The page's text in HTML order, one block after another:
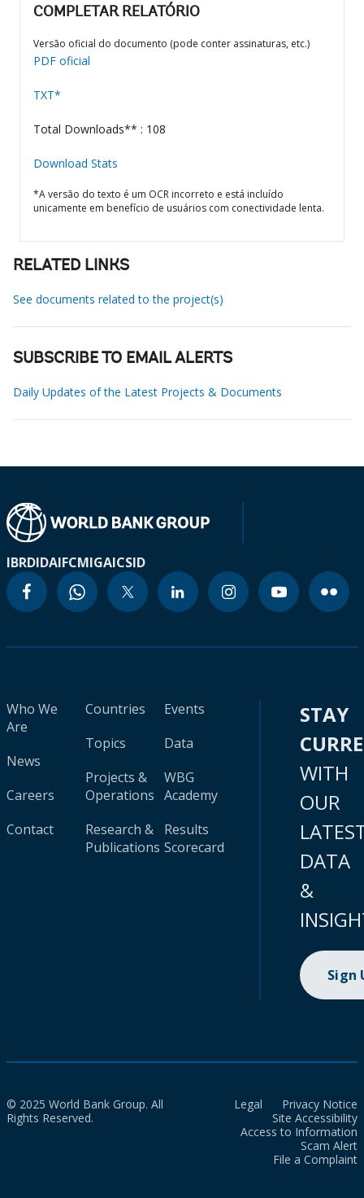
COMPLETAR RELATÓRIO
Versão oficial do documento (pode conter assinaturas, etc.)
PDF oficial
TXT*
Total Downloads** : 108
Download Stats
*A versão do texto é um OCR incorreto e está incluído
unicamente em benefício de usuários com conectividade lenta.
RELATED LINKS
See documents related to the project(s)
SUBSCRIBE TO EMAIL ALERTS
Daily Updates of the Latest Projects & Documents
IBRDIDAIFCMIGAICSID
Who We
Are
News
Careers
Contact
Countries
Topics
Projects &
Operations
Research &
Publications
Events
Data
WBG
Academy
Results
Scorecard
STAY
WITH
OUR
DATA
&
Sign
© 2025 World Bank Group. All
Rights Reserved.
Legal
Privacy Notice
Site Accessibility
Access to Information
Scam Alert
File a Complaint